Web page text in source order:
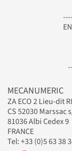
MECANUMERIC
ZA ECO 2 Lieu-dit
CS 52030 Marssac
81036 Albi Cedex 9
FRANCE
Tel: +33 (0)5 63 38